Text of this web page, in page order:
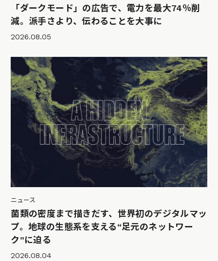
「ダークモード」の広告で、電力を最大74％削
減。派手さより、伝わることを大事に
2026.08.05
ニュース
菌類の密度まで描きだす、世界初のデジタルマッ
プ。地球の生態系を支える“足元のネットワー
ク”に迫る
2026.08.04